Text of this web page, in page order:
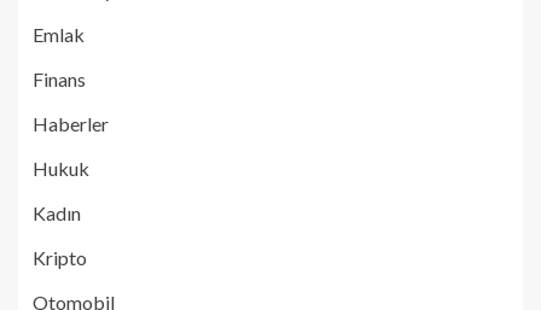
Emlak
Finans
Haberler
Hukuk
Kadın
Kripto
Otomobil